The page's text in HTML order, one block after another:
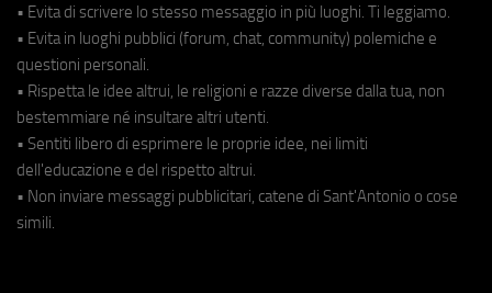
• Evita di scrivere lo stesso messaggio in più luoghi. Ti leggiamo.
• Evita in luoghi pubblici (forum, chat, community) polemiche e
questioni personali.
• Rispetta le idee altrui, le religioni e razze diverse dalla tua, non
bestemmiare né insultare altri utenti.
• Sentiti libero di esprimere le proprie idee, nei limiti
dell'educazione e del rispetto altrui.
• Non inviare messaggi pubblicitari, catene di Sant'Antonio o cose
simili.